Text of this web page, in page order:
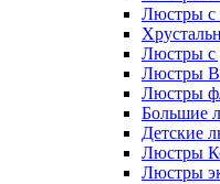
Люстры с
Люстры с
Люстры
Люстры
Большие
Детские
Люстры
Люстры